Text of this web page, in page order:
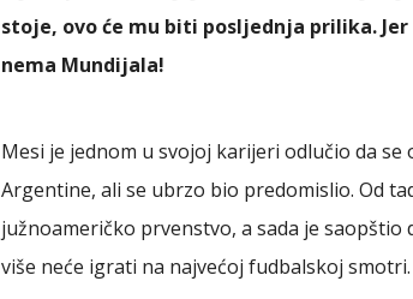
stoje, ovo će mu biti posljednja prilika.
nema Mundijala!
Mesi je jednom u svojoj karijeri odlučio da
Argentine, ali se ubrzo bio predomislio. Od
južnoameričko prvenstvo, a sada je
više neće igrati na najvećoj fudbalskoj smotri.